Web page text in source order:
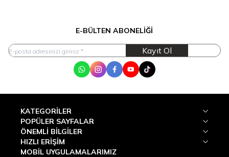
E-BÜLTEN ABONELIĞI
Kayıt Ol
WhatsApp
InstagramFacebook
YoutubeTik Tok
KATEGORILER
POPÜLER SAYFALAR
ÖNEMLI BILGILER
HIZLI ERIŞIM
MOBİL UYGULAMALARIMIZ